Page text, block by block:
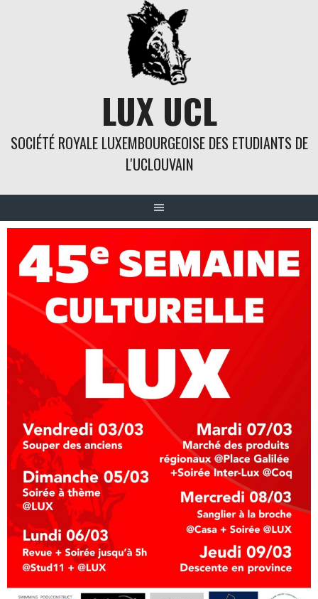
LUX UCL
SOCIÉTÉ ROYALE LUXEMBOURGEOISE DES ETUDIANTS DE
L'UCLOUVAIN